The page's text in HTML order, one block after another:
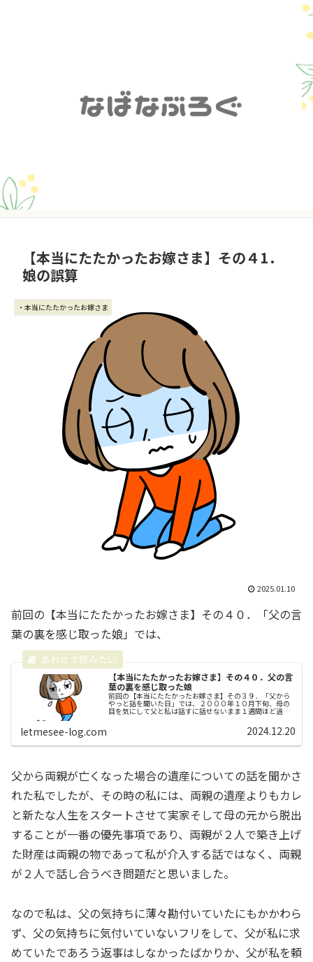
【本当にたたかったお嫁さま】その４1．
娘の誤算
・本当にたたかったお嫁さま
2025.01.10
前回の【本当にたたかったお嫁さま】その４０．「父の言
葉の裏を感じ取った娘」では、
【本当にたたかったお嫁さま】その４０．父の言
葉の裏を感じ取った娘
前回の【本当にたたかったお嫁さま】その３９．「父から
やっと話を聞いた日」では、２０００年１０月下旬、母の
目を気にして父と私は話すに話せないまま１週間ほど過ぎ
letmesee-log.com 2024.12.20
父から両親が亡くなった場合の遺産についての話を聞かさ
れた私でしたが、その時の私には、両親の遺産よりもカレ
と新たな人生をスタートさせて実家そして母の元から脱出
することが一番の優先事項であり、両親が２人で築き上げ
た財産は両親の物であって私が介入する話ではなく、両親
が２人で話し合うべき問題だと思いました。
なので私は、父の気持ちに薄々勘付いていたにもかかわら
ず、父の気持ちに気付いていないフリをして、父が私に求
めていたであろう返事はしなかったばかりか、父が私を頼